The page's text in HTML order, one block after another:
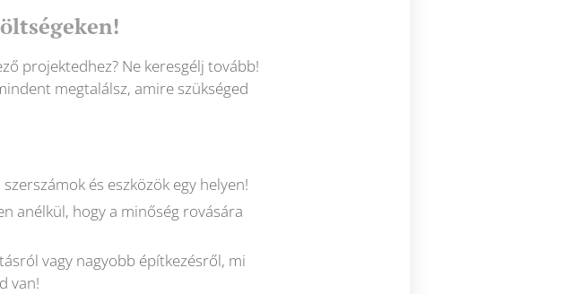
projektedhez? Ne keresgélj tovább!
megtalálsz, amire szükséged
és eszközök egy helyen!
anélkül, hogy a minőség rovására
vagy nagyobb építkezésről, mi
van!